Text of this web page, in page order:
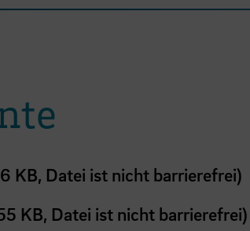
KB, Datei ist nicht barrierefrei)
KB, Datei ist nicht barrierefrei)